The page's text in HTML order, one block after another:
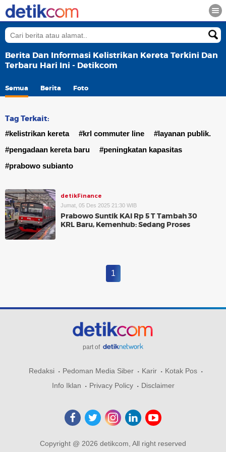
Berita Dan Informasi Kelistrikan Kereta Terkini Dan
Terbaru Hari Ini - Detikcom
Semua Berita Foto
Tag Terkait:
#kelistrikan kereta #krl commuter line
#layanan publik.
#pengadaan kereta baru
#peningkatan kapasitas
#prabowo subianto
detikFinance
Jumat, 05 Des 2025 21:30 WIB
Prabowo Suntik KAI Rp 5 T Tambah 30
KRL Baru, Kemenhub: Sedang Proses
1
part of
Redaksi Pedoman Media Siber Karir
Kotak Pos
Info Iklan
Privacy Policy Disclaimer
Copyright @ 2026 detikcom, All right reserved